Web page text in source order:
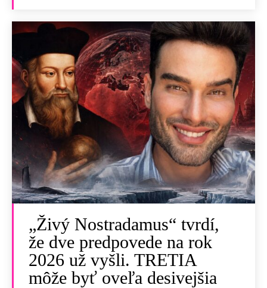
„Živý Nostradamus“ tvrdí,
že dve predpovede na rok
2026 už vyšli. TRETIA
môže byť oveľa desivejšia